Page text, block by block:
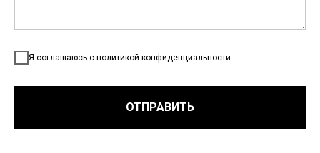
Я соглашаюсь с политикой конфиденциальности
ОТПРАВИТЬ